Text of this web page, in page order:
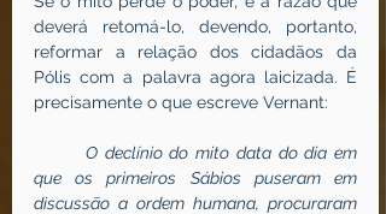
deverá retomá-lo, devendo, portanto,
reformar a relação dos cidadãos da
Pólis com a palavra agora laicizada. É
precisamente o que escreve Vernant:
O declínio do mito data do dia em
que os primeiros Sábios puseram em
discussão a ordem humana, procuraram